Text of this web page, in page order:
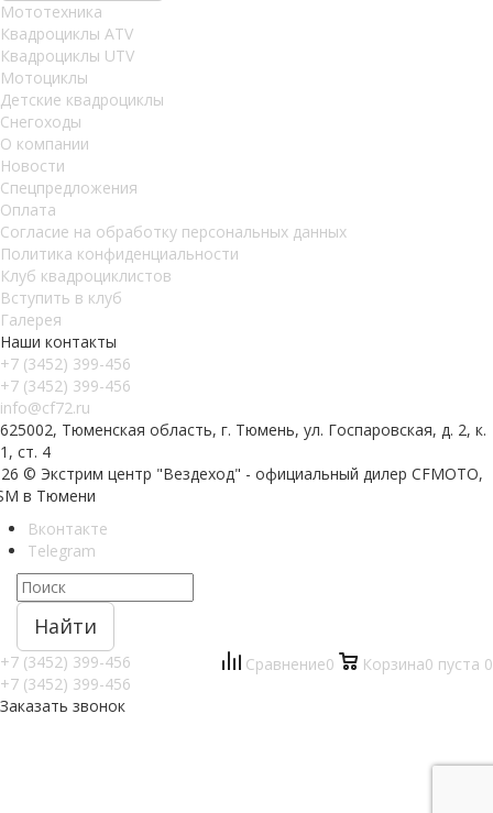
Мототехника
Квадроциклы ATV
Квадроциклы UTV
Мотоциклы
Детские квадроциклы
Снегоходы
О компании
Новости
Спецпредложения
Оплата
Согласие на обработку персональных данных
Политика конфиденциальности
Клуб квадроциклистов
Вступить в клуб
Галерея
Наши контакты
+7 (3452) 399-456
+7 (3452) 399-456
info@cf72.ru
625002, Тюменская область, г. Тюмень, ул. Госпаровская, д. 2, к.
1, ст. 4
© Экстрим центр "Вездеход" - официальный дилер CFMOTO,
в Тюмени
Вконтакте
Telegram
Найти
+7 (3452) 399-456
+7 (3452) 399-456
Заказать звонок
Сравнение0 Корзина0 пуста 0